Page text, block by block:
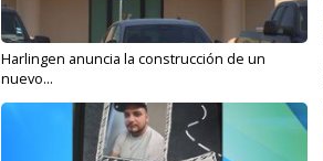
Harlingen anuncia la construcción de un
nuevo...